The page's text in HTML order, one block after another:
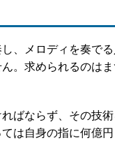
、メロディを奏で
。求められるのは
ばならず、その技
は自身の指に何億